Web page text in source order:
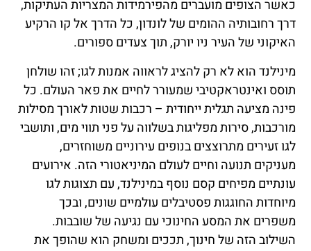
כאשר הצופים מועברים מהפירמידות המצריות העתיקות,
דרך רחובותיה ההומים של לונדון, כל הדרך אל קו הרקיע
האיקוני של העיר ניו יורק, תוך צעדים ספורים.
מינילנד הוא לא רק להציג לראווה אמנות לגו; זהו שולחן
תוסס ואינטראקטיבי שמעורר לחיים את פאר העולם. כל
פינה מציעה תגלית ייחודית – רכבות שטות לאורך מסילות
מורכבות, סירות מפליגות בשלווה על פני תווי מים, ותושבי
לגו זעירים מתרוצצים בנופים עירוניים משוחזרים,
מעניקים תנועה וחיים לעולם המיניאטורי הזה. אירועים
עונתיים מפיחים קסם נוסף במינילנד, עם תצוגות לגו
מיוחדות החוגגות פסטיבלים עולמיים שונים, ובכך
משפרים את המסע החינוכי עם נגיעה של שובבות.
השילוב הזה של חינוך, תככים ומשחק הוא שהופך את